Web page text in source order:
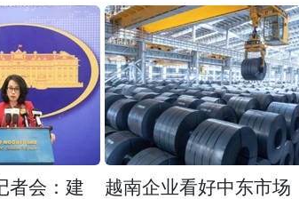
者会：建
越南企业看好中东市场